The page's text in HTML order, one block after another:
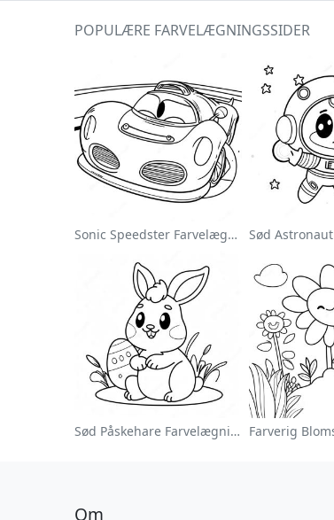
POPULÆRE FARVELÆGNINGSSIDER
Sonic Speedster Farvelægningsside
Sød Påskehare Farvelægningsside
Om